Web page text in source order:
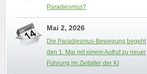
Paradiesmus?
Mai 2, 2026
Die Paradiesmus-Bewegung begeht
den 1. Mai mit einem Aufruf zu neuer
Führung im Zeitalter der KI